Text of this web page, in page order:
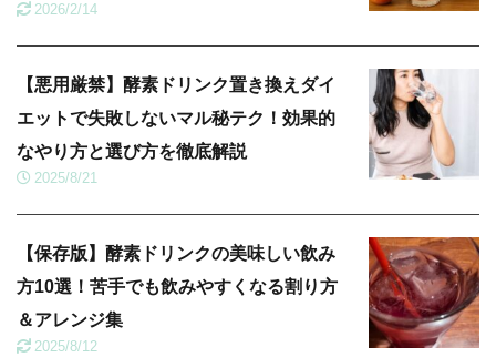
2026/2/14
【悪用厳禁】酵素ドリンク置き換えダイ
エットで失敗しないマル秘テク！効果的
なやり方と選び方を徹底解説
2025/8/21
【保存版】酵素ドリンクの美味しい飲み
方10選！苦手でも飲みやすくなる割り方
＆アレンジ集
2025/8/12